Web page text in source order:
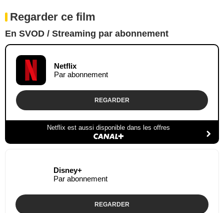
Regarder ce film
En SVOD / Streaming par abonnement
Netflix
Par abonnement
REGARDER
Netflix est aussi disponible dans les offres
Disney+
Par abonnement
REGARDER